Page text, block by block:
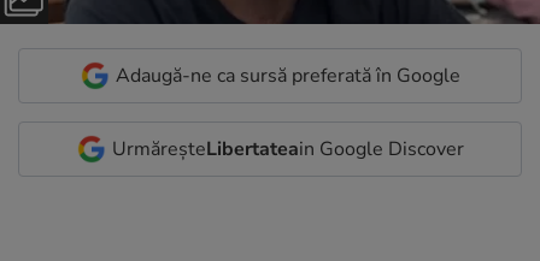
Adaugă-ne ca sursă preferată în Google
UrmăreșteLibertateain Google Discover